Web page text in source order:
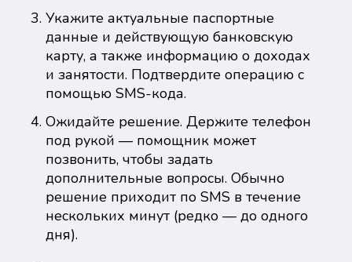
Укажите актуальные паспортные
данные и действующую банковскую
карту, а также информацию о доходах
и занятости. Подтвердите операцию с
помощью SMS-кода.
Ожидайте решение. Держите телефон
под рукой — помощник может
позвонить, чтобы задать
дополнительные вопросы. Обычно
решение приходит по SMS в течение
нескольких минут (редко — до одного
дня).